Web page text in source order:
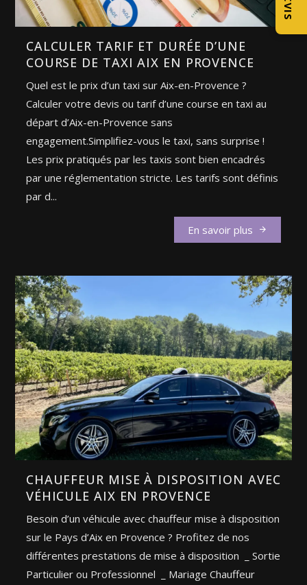
CALCULER TARIF ET DURÉE D’UNE
COURSE DE TAXI AIX EN PROVENCE
Quel est le prix d’un taxi sur Aix-en-Provence ?
Calculer votre devis ou tarif d’une course en taxi au
départ d’Aix-en-Provence sans
engagement.Simplifiez-vous le taxi, sans surprise !
Les prix pratiqués par les taxis sont bien encadrés
par une réglementation stricte. Les tarifs sont définis
par d...
En savoir plus
CHAUFFEUR MISE À DISPOSITION AVEC
VÉHICULE AIX EN PROVENCE
Besoin d’un véhicule avec chauffeur mise à disposition
sur le Pays d’Aix en Provence ? Profitez de nos
différentes prestations de mise à disposition _ Sortie
Particulier ou Professionnel _ Mariage Chauffeur